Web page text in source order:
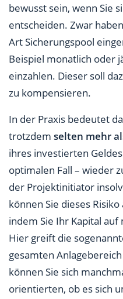
bewusst sein, wenn Sie
entscheiden. Zwar
Art Sicherungspool
Beispiel monatlich oder
einzahlen. Dieser soll
zu kompensieren.
In der Praxis bedeutet
trotzdem selten mehr
ihres investierten
optimalen Fall – wieder
der Projektinitiator
können Sie dieses
indem Sie Ihr Kapital
Hier greift die
gesamten
können Sie sich
orientierten, ob es sich